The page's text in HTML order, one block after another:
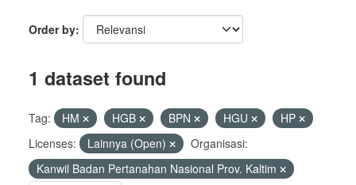
Order by
1 dataset found
Tag: HM HGB BPN HGU
HP
Licenses:
Lainnya (Open)
Organisasi:
Kanwil Badan Pertanahan Nasional Prov. Kaltim